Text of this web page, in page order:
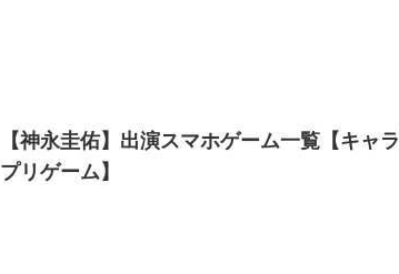
【神永圭佑】出演スマホゲーム一覧【キャ
プリゲーム】